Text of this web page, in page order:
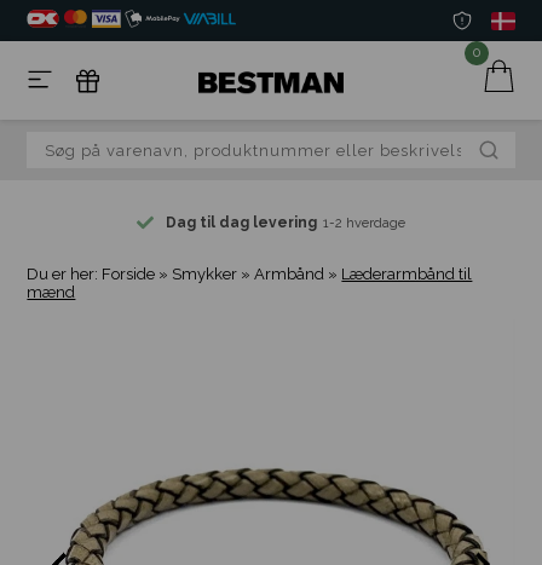
0
Dag til dag levering 1-2 hverdage
Du er her: Forside » Smykker »Armbånd » Læderarmbånd til
mænd